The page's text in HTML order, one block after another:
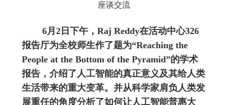
座谈交流
6月2日下午，Raj Reddy在活动中心326
报告厅为全校师生作了题为“Reaching the
People at the Bottom of the Pyramid”的学术
报告，介绍了人工智能的真正意义及其给人类
生活带来的重大变革。并从科学家肩负人类发
展重任的角度分析了如何让人工智能普惠大